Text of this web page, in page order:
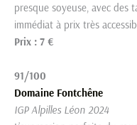
presque soyeuse, avec des
immédiat à prix très
Prix : 7 €
91/100
Domaine Fontchêne
IGP Alpilles Léon 2024